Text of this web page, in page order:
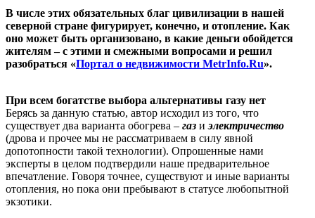
В числе этих обязательных благ цивилизации в нашей
северной стране фигурирует, конечно, и отопление. Как
оно может быть организовано, в какие деньги обойдется
жителям – с этими и смежными вопросами и решил
разобраться «Портал о недвижимости MetrInfo.Ru».
При всем богатстве выбора альтернативы газу нет
Берясь за данную статью, автор исходил из того, что
существует два варианта обогрева – газ иэлектричество
(дрова и прочее мы не рассматриваем в силу явной
допотопности такой технологии). Опрошенные нами
эксперты в целом подтвердили наше предварительное
впечатление. Говоря точнее, существуют и иные варианты
отопления, но пока они пребывают в статусе любопытной
экзотики.